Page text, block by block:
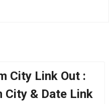
City Link Out :
City & Date Link